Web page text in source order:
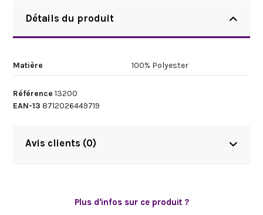
Détails du produit
Matière 100% Polyester
Référence 13200
EAN-13 8712026449719
Avis clients (0)
Plus d'infos sur ce produit ?